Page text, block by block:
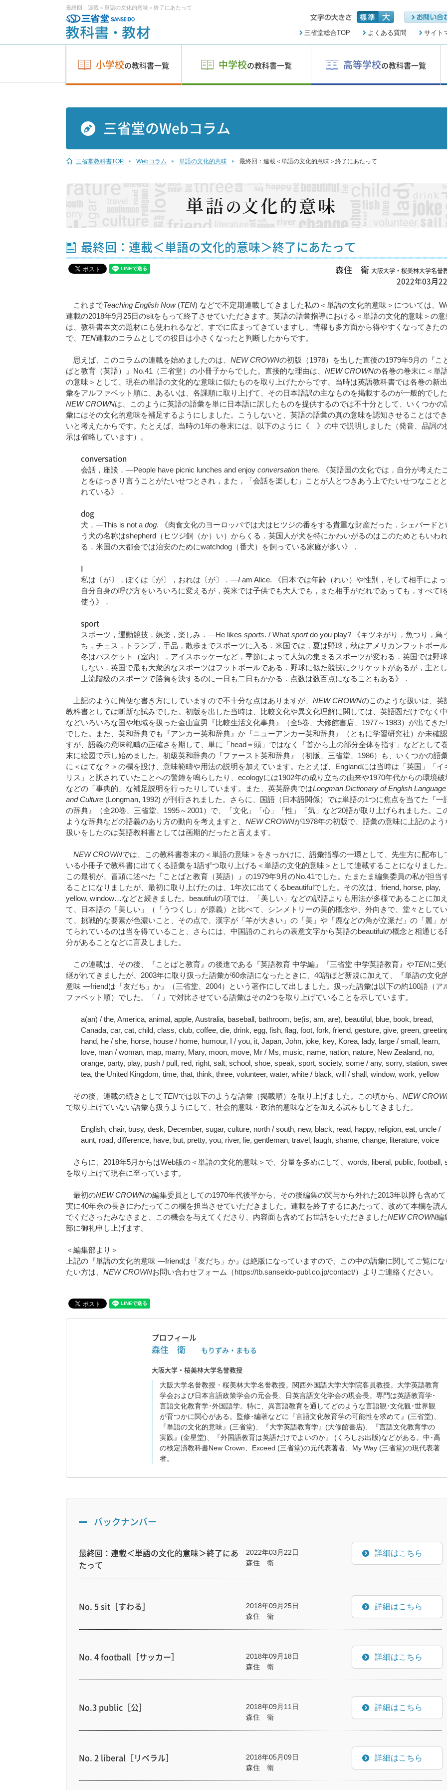
最終回：連載＜単語の文化的意味＞終了にあたって
三省堂総合TOP よくある質問 サイト
小学校の教科書一覧 中学校の教科書一覧 高等学校の教科書一覧
三省堂のWebコラム
三省堂教科書TOP Webコラム 単語の文化的意味 最終回：連載＜単語の文化的意味＞終了にあたって
最終回：連載＜単語の文化的意味＞終了にあたって
森住 衛 大阪大学・桜美林大学名誉
2022年03月22
これまでTeaching English Now(TEN) などで不定期連載してきました私の＜単語の文化的意味＞については、
連載の2018年9月25日のsitをもって終了させていただきます。英語の語彙指導における＜単語の文化的意味＞の意
は、教科書本文の題材にも使われるなど、すでに広まってきていますし、情報も多方面から得やすくなってきたの
で、 TEN連載のコラムとしての役目は小さくなったと判断したからです。
思えば、このコラムの連載を始めましたのは、 NEW CROWNの初版（1978）を出した直後の1979年9月の『こ
ばと教育（英語）』No.41（三省堂）の小冊子からでした。直接的な理由は、 NEW CROWNの各巻の巻末に＜単
の意味＞として、現在の単語の文化的な意味に似たものを取り上げたからです。当時は英語教科書では各巻の新
彙をアルファベット順に、あるいは、各課順に取り上げて、その日本語訳の主なものを掲載するのが一般的でした
NEW CROWNは、このように英語の語彙を単に日本語に訳したものを提供するのでは不十分として、いくつかの
彙にはその文化的意味を補足するようにしました。こうしないと、英語の語彙の真の意味を認知させることはで
いと考えたからです。たとえば、当時の1年の巻末には、以下のように《 》の中で説明しました（発音、品詞の
示は省略しています）。
conversation
会話，座談．—People have picnic lunches and enjoy conversation there. 《英語国の文化では，自分が考えたこ
とをはっきり言うことがたいせつとされ，また，「会話を楽しむ」ことが人とつきあう上でたいせつなこと
れている》．
dog
犬．—This is not a dog. 《肉食文化のヨーロッパでは犬はヒツジの番をする貴重な財産だった．シェパードと
う犬の名称はshepherd（ヒツジ飼（か）い）からくる．英国人が犬を特にかわいがるのはこのためともいわ
る．米国の大都会では治安のためにwatchdog（番犬）を飼っている家庭が多い》．
私は〔が〕，ぼくは〔が〕，おれは〔が〕．—I am Alice. 《日本では年齢（れい）や性別，そして相手によっ
自分自身の呼び方をいろいろに変えるが，英米では子供でも大人でも，また相手がだれであっても，すべてI
使う》．
sport
スポーツ，運動競技，娯楽，楽しみ．—He likes sports. / What sportdo you play? 《キツネがり，魚つり，鳥
ち，チェス，トランプ，手品，散歩までスポーツに入る．米国では，夏は野球，秋はアメリカンフットボール
冬はバスケット（室内），アイスホッケーなど，季節によって人気の集まるスポーツが変わる．英国では野
しない．英国で最も大衆的なスポーツはフットボールである．野球に似た競技にクリケットがあるが，主と
上流階級のスポーツで勝負を決するのに一日も二日もかかる．点数は数百点になることもある》．
上記のように簡便な書き方にしていますので不十分な点はありますが、 NEW CROWNのこのような扱いは、英
教科書としては斬新な試みでした。初版を出した当時は、比較文化や異文化理解に関しては、英語圏だけでなく
などいろいろな国や地域を扱った金山宣男『比較生活文化事典』（全5巻、大修館書店、1977～1983）が出てき
でした。また、英和辞典でも『アンカー英和辞典』か『ニューアンカー英和辞典』（ともに学習研究社）か未確
すが、語義の意味範疇の正確さを期して、単に「head＝頭」ではなく「首から上の部分全体を指す」などとして
末に絵図で示し始めました。初級英和辞典の『ファースト英和辞典』（初版、三省堂、1986）も、いくつかの語
に＜はてな？＞の欄を設け、意味範疇や用法の説明を加えています。たとえば、Englandには当時は「英国」「イ
リス」と訳されていたことへの警鐘を鳴らしたり、ecologyには1902年の成り立ちの由来や1970年代からの環境破
などの「事典的」な補足説明を行ったりしています。また、英英辞典ではLongman Dictionary of English Language
and Culture (Longman, 1992) が刊行されました。さらに、国語（日本語関係）では単語の1つに焦点を当てた『一
の辞典』（全20巻、三省堂、1995～2001）で、「文化」「心」「性」「気」など20語が取り上げられました。こ
ような辞典などの語義のあり方の動向を考えますと、 NEW CROWNが1978年の初版で、語彙の意味に上記のよう
扱いをしたのは英語教科書としては画期的だったと言えます。
NEW CROWNでは、この教科書巻末の＜単語の意味＞をきっかけに、語彙指導の一環として、先生方に配布し
いる小冊子で教科書に出てくる語彙を1語ずつ取り上げる＜単語の文化的意味＞として連載することになりました。
この最初が、冒頭に述べた『ことばと教育（英語）』の1979年9月のNo.41でした。たまたま編集委員の私が担当
ることになりましたが、最初に取り上げたのは、1年次に出てくるbeautifulでした。その次は、friend, horse, play,
yellow, window…などと続きました。beautifulの項では、「美しい」などの訳語よりも用法が多様であることに加え
て、日本語の「美しい」（「うつくし」が原義）と比べて、シンメトリーの美的概念や、外向きで、堂々としてい
て、挑戦的な要素が色濃いこと、その点で、漢字が「羊が大きい」の「美」や「鹿などの角が立派だ」の「麗」
てられているのは当を得ていること、さらには、中国語のこれらの表意文字から英語のbeautifulの概念と相通じる
分があることなどに言及しました。
この連載は、その後、『ことばと教育』の後進である『英語教育 中学編』『三省堂 中学英語教育』やTENに受
継がれてきましたが、2003年に取り扱った語彙が60余語になったときに、40語ほど新規に加えて、『単語の文化
意味 —friendは「友だち」か』（三省堂、2004）という著作にして出しました。扱った語彙は以下の約100語（ア
ファベット順）でした。「 / 」で対比させている語彙はその2つを取り上げていることを示しています。
a(an) / the, America, animal, apple, Australia, baseball, bathroom, be(is, am, are), beautiful, blue, book, bread,
Canada, car, cat, child, class, club, coffee, die, drink, egg, fish, flag, foot, fork, friend, gesture, give, green,
hand, he / she, horse, house / home, humour, I / you, it, Japan, John, joke, key, Korea, lady, large / small, learn,
love, man / woman, map, marry, Mary, moon, move, Mr / Ms, music, name, nation, nature, New Zealand, no,
orange, party, play, push / pull, red, right, salt, school, shoe, speak, sport, society, some / any, sorry, station,
tea, the United Kingdom, time, that, think, three, volunteer, water, white / black, will / shall, window, work, yellow
その後、連載の続きとしてTENでは以下のような語彙（掲載順）を取り上げました。この頃から、 NEW
で取り上げていない語彙も扱うようにして、社会的意味・政治的意味などを加える試みもしてきました。
English, chair, busy, desk, December, sugar, culture, north / south, new, black, read, happy, religion, eat, uncle /
aunt, road, difference, have, but, pretty, you, river, lie, gentleman, travel, laugh, shame, change, literature, voice
さらに、2018年5月からはWeb版の＜単語の文化的意味＞で、分量を多めにして、words, liberal, public, football,
を取り上げて現在に至っています。
最初のNEW CROWNの編集委員としての1970年代後半から、その後編集の関与から外れた2013年以降も含めて
実に40年余の長きにわたってこの欄を担当させていただきました。連載を終了するにあたって、改めて本欄を読ん
でくださったみなさまと、この機会を与えてくださり、内容面も含めてお世話をいただきましたNEW CROWN編
部に御礼申し上げます。
＜編集部より＞
上記の『単語の文化的意味 —friendは「友だち」か』は絶版になっていますので、この中の語彙に関してご覧にな
たい方は、 NEW CROWNお問い合わせフォーム（https://tb.sanseido-publ.co.jp/contact/）よりご連絡ください。
プロフィール
森住 衛 もりずみ・まもる
大阪大学・桜美林大学名誉教授
大阪大学名誉教授・桜美林大学名誉教授。関西外国語大学大学院客員教授。大学英語教育
学会および日本言語政策学会の元会長、日英言語文化学会の現会長。専門は英語教育学･
言語文化教育学･外国語学。特に、異言語教育を通してどのような言語観･文化観･世界観
が育つかに関心がある。監修･編著などに『言語文化教育学の可能性を求めて』(三省堂)、
『単語の文化的意味』(三省堂)、『大学英語教育学』(大修館書店)、『言語文化教育学の
実践』(金星堂)、『外国語教育は英語だけでよいのか』 (くろしお出版)などがある。中･高
の検定済教科書New Crown、Exceed (三省堂)の元代表著者、My Way (三省堂)の現代表著
者。
バックナンバー
最終回：連載＜単語の文化的意味＞終了にあ
たって
2022年03月22日
森住 衛
詳細はこちら
No. 5 sit［すわる］
2018年09月25日
森住 衛
詳細はこちら
No. 4 football［サッカー］
2018年09月18日
森住 衛
詳細はこちら
No.3 public［公］
2018年09月11日
森住 衛
詳細はこちら
No. 2 liberal［リベラル］
2018年05月09日
森住 衛
詳細はこちら